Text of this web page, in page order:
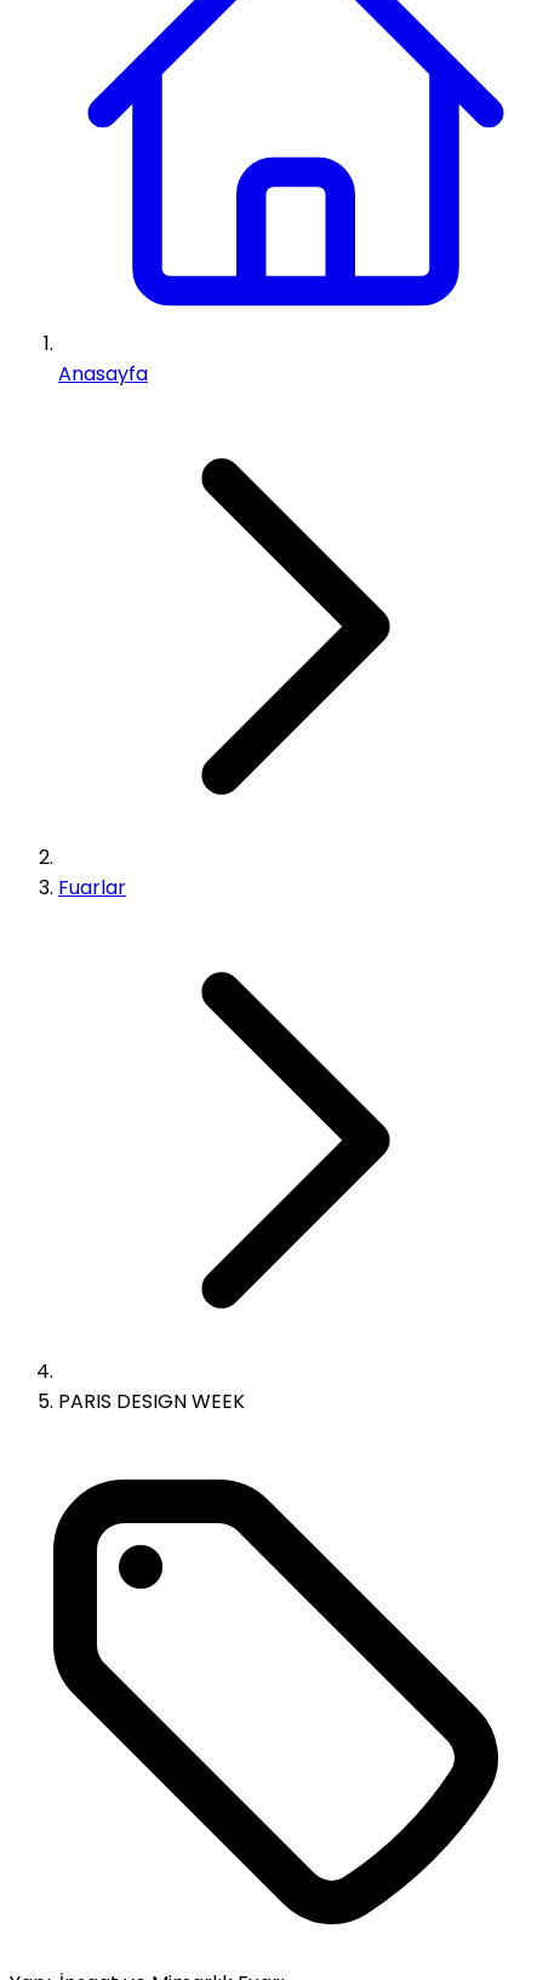
Anasayfa
Fuarlar
PARIS DESIGN WEEK